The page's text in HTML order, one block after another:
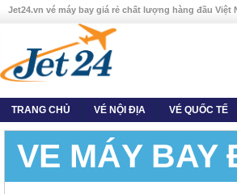
Jet24.vn vé máy bay giá rẻ chất lượng hàng đầu Việt
TRANG CHỦ VÉ NỘI ĐỊA VÉ QUỐC TẾ
VE MÁY BAY